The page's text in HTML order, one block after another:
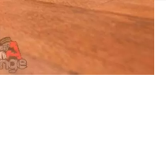
Evoque, Freelander;
MAZDA 5, CX-5;